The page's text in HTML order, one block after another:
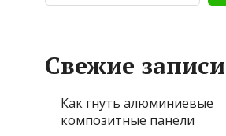
Свежие записи
Как гнуть алюминиевые
композитные панели